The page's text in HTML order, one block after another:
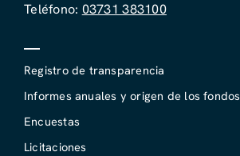
Teléfono: 03731 383100
Registro de transparencia
Informes anuales y origen de los fondos
Encuestas
Licitaciones